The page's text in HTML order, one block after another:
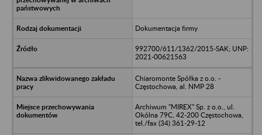
Dokumentacja firmy
992700/611/1362/2015-SAK; UNP:
2021-00621563
Chiaromonte Spółka z o.o. -
Częstochowa, al. NMP 28
Archiwum "MIREX" Sp. z o.o., ul.
Okólna 79C, 42-200 Częstochowa,
tel./fax (34) 361-29-12